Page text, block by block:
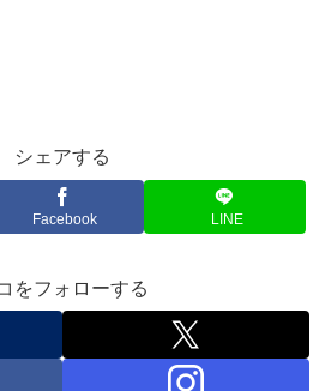
シェアする
Facebook LINE
をフォローする